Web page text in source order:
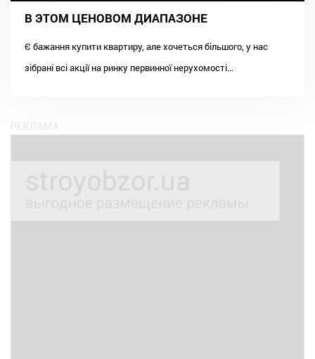
В ЭТОМ ЦЕНОВОМ ДИАПАЗОНЕ
Є бажання купити квартиру, але хочеться більшого, у нас
зібрані всі акції на ринку первинної нерухомості...